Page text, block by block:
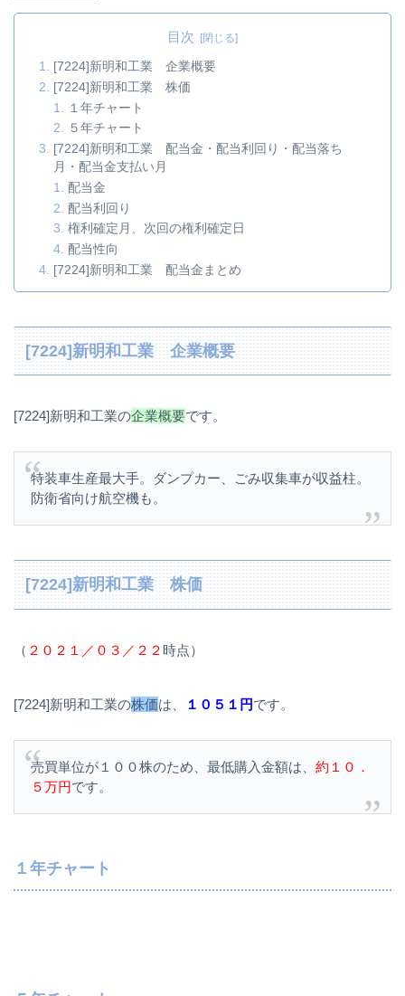
目次
[7224]新明和工業 企業概要
[7224]新明和工業 株価
１年チャート
５年チャート
[7224]新明和工業 配当金・配当利回り・配当落ち
月・配当金支払い月
配当金
配当利回り
権利確定月、次回の権利確定日
配当性向
[7224]新明和工業 配当金まとめ
[7224]新明和工業 企業概要
[7224]新明和工業の企業概要です。
特装車生産最大手。ダンプカー、ごみ収集車が収益柱。
防衛省向け航空機も。
[7224]新明和工業 株価
（ ２０２１／０３／２２時点）
[7224]新明和工業の株価は、 １０５１円です。
売買単位が１００株のため、最低購入金額は、 約１０．
５万円です。
１年チャート